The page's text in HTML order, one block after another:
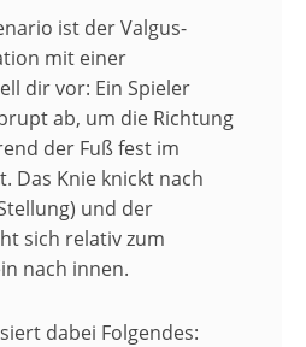
ist der Valgus-
mit einer
dir vor: Ein Spieler
ab, um die Richtung
der Fuß fest im
Das Knie knickt nach
und der
sich relativ zum
nach innen.
dabei Folgendes: